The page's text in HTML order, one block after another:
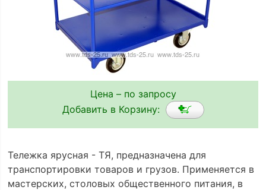
Цена – по запросу
Добавить в Корзину:
Тележка ярусная - ТЯ, предназначена для
транспортировки товаров и грузов. Применяется в
мастерских, столовых общественного питания, в